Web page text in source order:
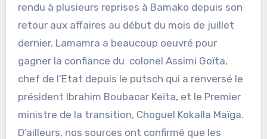
rendu à plusieurs reprises à Bamako depuis son
retour aux affaires au début du mois de juillet
dernier. Lamamra a beaucoup oeuvré pour
gagner la confiance du colonel Assimi Goïta,
chef de l’Etat depuis le putsch qui a renversé le
président Ibrahim Boubacar Keïta, et le Premier
ministre de la transition, Choguel Kokalla Maïga.
D’ailleurs, nos sources ont confirmé que les